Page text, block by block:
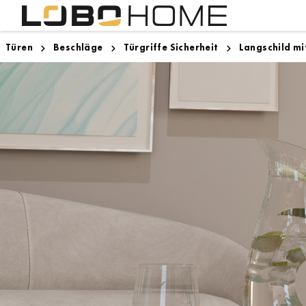
Innentüren Zargen
Designboden
Lighthouse Bremen
Türen Beschläge Türgriffe Sicherheit Langschild